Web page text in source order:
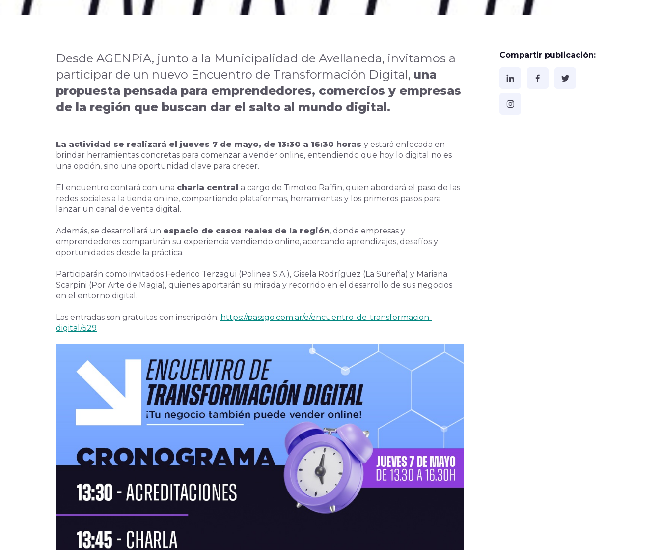
Desde AGENPiA, junto a la Municipalidad de Avellaneda, invitamos a
participar de un nuevo Encuentro de Transformación Digital, una
propuesta pensada para emprendedores, comercios y empresas
de la región que buscan dar el salto al mundo digital.
La actividad se realizará el jueves 7 de mayo, de 13:30 a 16:30 horas y estará enfocada en
brindar herramientas concretas para comenzar a vender online, entendiendo que hoy lo digital no es
una opción, sino una oportunidad clave para crecer.
El encuentro contará con una charla central a cargo de Timoteo Raffin, quien abordará el paso de las
redes sociales a la tienda online, compartiendo plataformas, herramientas y los primeros pasos para
lanzar un canal de venta digital.
Además, se desarrollará un espacio de casos reales de la región, donde empresas y
emprendedores compartirán su experiencia vendiendo online, acercando aprendizajes, desafíos y
oportunidades desde la práctica.
Participarán como invitados Federico Terzagui (Polinea S.A.), Gisela Rodríguez (La Sureña) y Mariana
Scarpini (Por Arte de Magia), quienes aportarán su mirada y recorrido en el desarrollo de sus negocios
en el entorno digital.
Las entradas son gratuitas con inscripción: https://passgo.com.ar/e/encuentro-de-transformacion-
digital/529
Compartir publicación: